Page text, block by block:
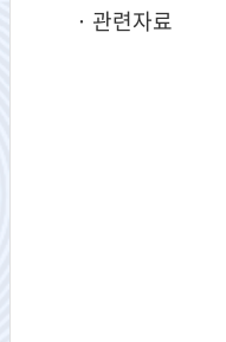
· 관련자료